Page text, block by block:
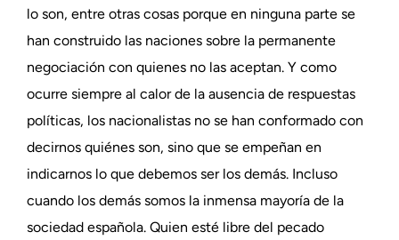
lo son, entre otras cosas porque en ninguna parte se
han construido las naciones sobre la permanente
negociación con quienes no las aceptan. Y como
ocurre siempre al calor de la ausencia de respuestas
políticas, los nacionalistas no se han conformado con
decirnos quiénes son, sino que se empeñan en
indicarnos lo que debemos ser los demás. Incluso
cuando los demás somos la inmensa mayoría de la
sociedad española. Quien esté libre del pecado